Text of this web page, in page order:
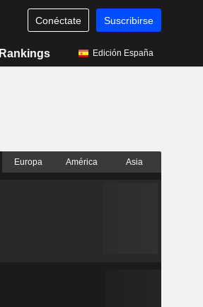
Conéctate Suscribirse
Rankings Edición España
Europa América Asia